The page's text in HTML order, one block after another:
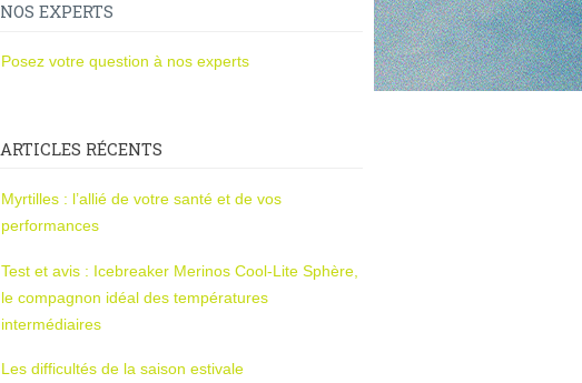
NOS EXPERTS
Posez votre question à nos experts
ARTICLES RÉCENTS
Myrtilles : l’allié de votre santé et de vos
performances
Test et avis : Icebreaker Merinos Cool-Lite Sphère,
le compagnon idéal des températures
intermédiaires
Les difficultés de la saison estivale